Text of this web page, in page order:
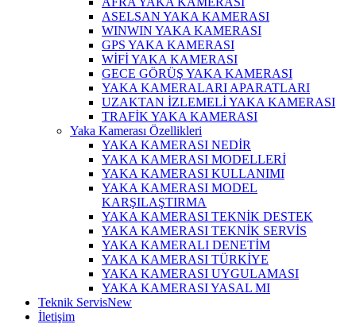
ASELSAN YAKA KAMERASI
WINWIN YAKA KAMERASI
GPS YAKA KAMERASI
WİFİ YAKA KAMERASI
GECE GÖRÜŞ YAKA KAMERASI
YAKA KAMERALARI APARATLARI
UZAKTAN İZLEMELİ YAKA KAMERASI
TRAFİK YAKA KAMERASI
Yaka Kamerası Özellikleri
YAKA KAMERASI NEDİR
YAKA KAMERASI MODELLERİ
YAKA KAMERASI KULLANIMI
YAKA KAMERASI MODEL
KARŞILAŞTIRMA
YAKA KAMERASI TEKNİK DESTEK
YAKA KAMERASI TEKNİK SERVİS
YAKA KAMERALI DENETİM
YAKA KAMERASI TÜRKİYE
YAKA KAMERASI UYGULAMASI
YAKA KAMERASI YASAL MI
Teknik ServisNew
İletişim